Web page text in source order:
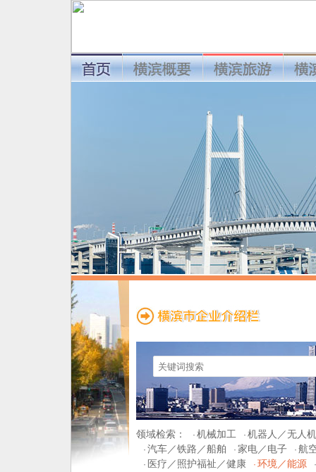
领域检索： · 机械加工 · 机器人／无人机
· 汽车／铁路／船舶 · 家电／电子 · 航
· 医疗／照护福祉／健康 · 环境／能源
·